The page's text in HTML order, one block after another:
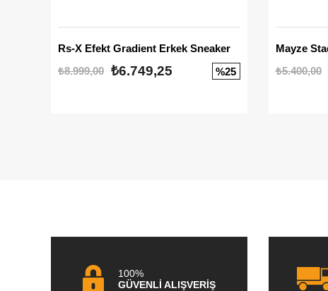
Rs-X Efekt Gradient Erkek Sneaker
₺8.999,00 ₺6.749,25 %25
₺5.400,00
100%
GÜVENLİ ALIŞVERİŞ